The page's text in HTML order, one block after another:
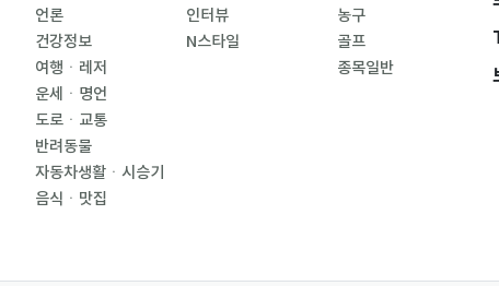
언론
건강정보
여행ㆍ레저
운세ㆍ명언
도로ㆍ교통
반려동물
자동차생활ㆍ시승기
음식ㆍ맛집
인터뷰
N스타일
농구
골프
종목일반